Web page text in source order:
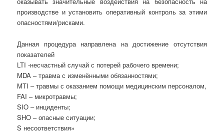
производстве и установить оперативный контроль за этими
опасностями/рисками.
Данная процедура направлена на достижение отсутствия
показателей
LTI -несчастный случай с потерей рабочего времени;
MDA – травма с изменёнными обязанностями;
MTI – травмы с оказанием помощи медицинским персоналом,
FAI – микротравмы;
SIO – инциденты;
SHO – опасные ситуации;
S несоответствия»